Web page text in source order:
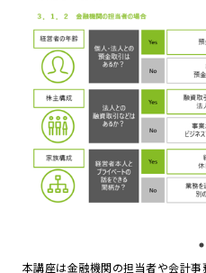
本講座は金融機関の担当者や会計